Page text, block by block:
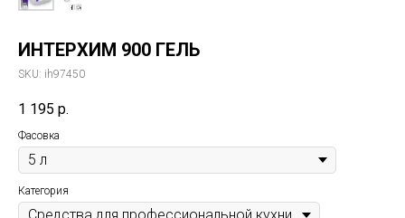
ИНТЕРХИМ 900 ГЕЛЬ
SKU: ih97450
1 195 р.
Фасовка
Категория